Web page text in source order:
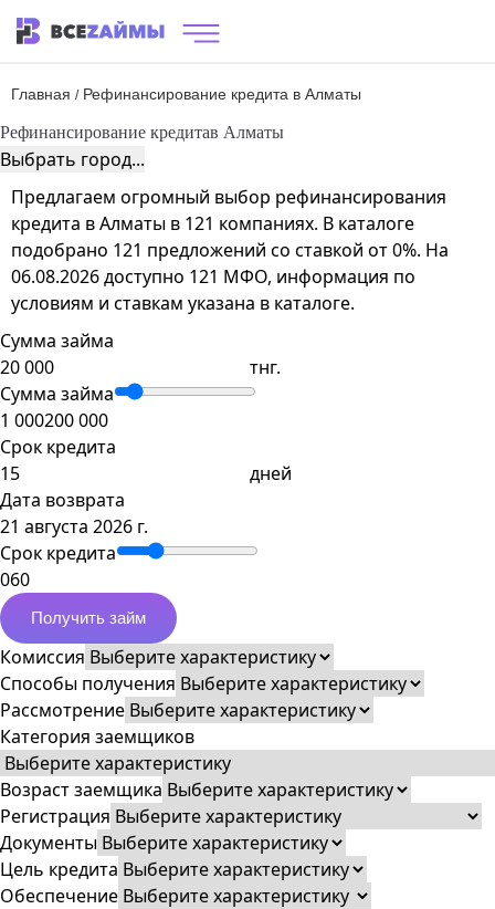
Главная / Рефинансирование кредита в Алматы
Рефинансирование кредитав Алматы
Выбрать город...
Предлагаем огромный выбор рефинансирования
кредита в Алматы в 121 компаниях. В каталоге
подобрано 121 предложений со ставкой от 0%. На
06.08.2026 доступно 121 МФО, информация по
условиям и ставкам указана в каталоге.
Сумма займа
тнг.
Сумма займа
1 000200 000
Срок кредита
дней
Дата возврата
21 августа 2026 г.
Срок кредита
060
Получить займ
Комиссия
Способы получения
Рассмотрение
Категория заемщиков
Возраст заемщика
Регистрация
Документы
Цель кредита
Обеспечение